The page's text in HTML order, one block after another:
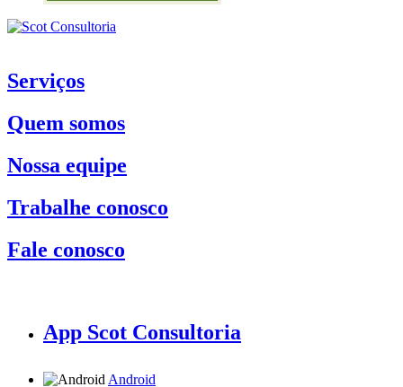
Serviços
Quem somos
Nossa equipe
Trabalhe conosco
Fale conosco
App Scot Consultoria
Android